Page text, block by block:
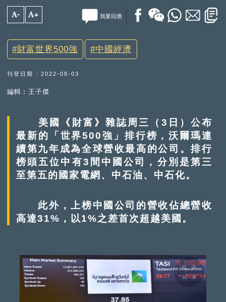
A- A+ 我要回應
財富世界500強 中國經濟
刊登日期 : 2022-08-03
編輯︰王子傑
美國《財富》雜誌周三（3日）公布
最新的「世界500強」排行榜，沃爾瑪連
續第九年成為全球營收最高的公司。排行
榜頭五位中有3間中國公司，分別是第三
至第五的國家電網、中石油、中石化。
此外，上榜中國公司的營收佔總營收
高達31%，以1%之差首次超越美國。